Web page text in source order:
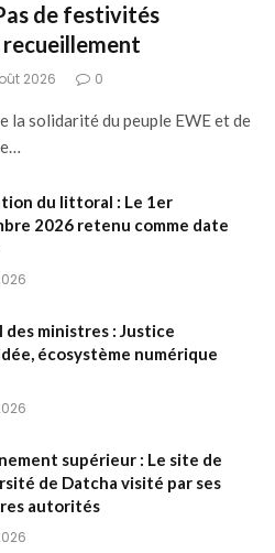
de festivités
recueillement
2026 0
la solidarité du peuple EWE et de
du littoral : Le 1er
2026 retenu comme date
des ministres : Justice
écosystème numérique
supérieur : Le site de
de Datcha visité par ses
autorités